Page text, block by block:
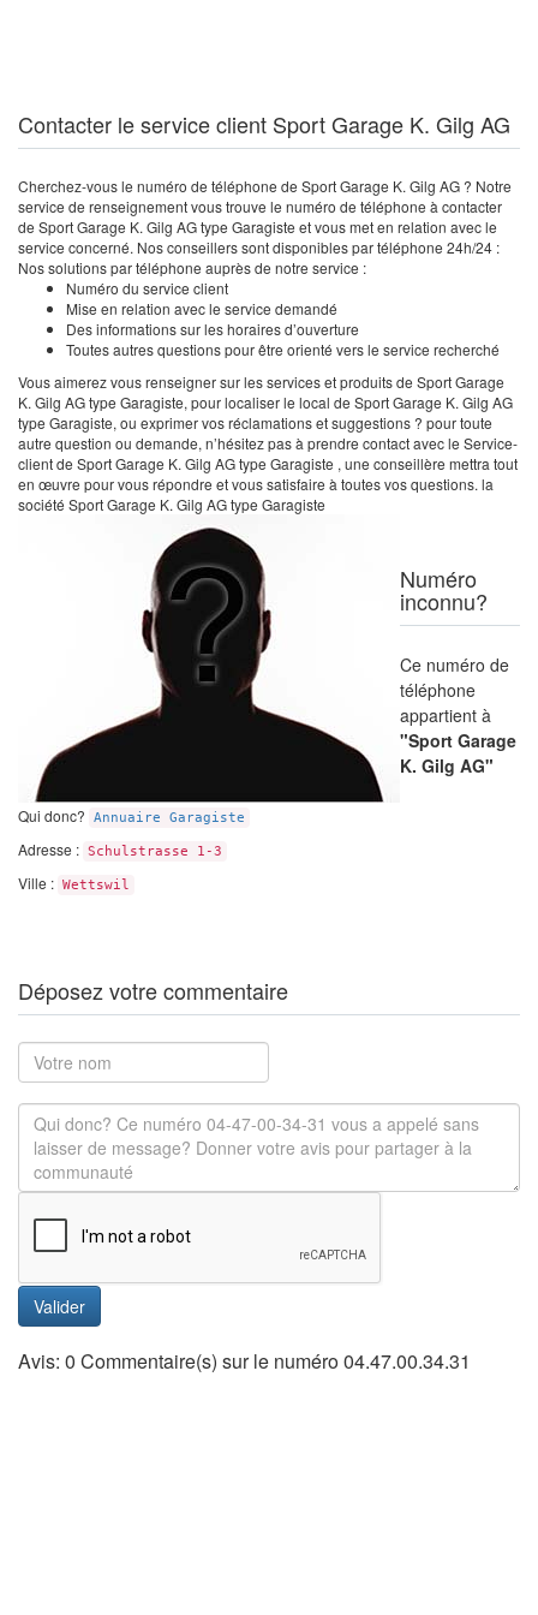
Contacter le service client Sport Garage K. Gilg AG
Cherchez-vous le numéro de téléphone de Sport Garage K. Gilg AG ? Notre
service de renseignement vous trouve le numéro de téléphone à contacter
de Sport Garage K. Gilg AG type Garagiste et vous met en relation avec le
service concerné. Nos conseillers sont disponibles par téléphone 24h/24 :
Nos solutions par téléphone auprès de notre service :
Numéro du service client
Mise en relation avec le service demandé
Des informations sur les horaires d’ouverture
Toutes autres questions pour être orienté vers le service recherché
Vous aimerez vous renseigner sur les services et produits de Sport Garage
K. Gilg AG type Garagiste, pour localiser le local de Sport Garage K. Gilg AG
type Garagiste, ou exprimer vos réclamations et suggestions ? pour toute
autre question ou demande, n’hésitez pas à prendre contact avec le Service-
client de Sport Garage K. Gilg AG type Garagiste , une conseillère mettra tout
en œuvre pour vous répondre et vous satisfaire à toutes vos questions. la
société Sport Garage K. Gilg AG type Garagiste
Numéro
inconnu?
Ce numéro de
téléphone
appartient à
"Sport Garage
K. Gilg AG"
Qui donc? Annuaire Garagiste
Adresse : Schulstrasse 1-3
Ville : Wettswil
Déposez votre commentaire
Valider
Avis: 0 Commentaire(s) sur le numéro 04.47.00.34.31